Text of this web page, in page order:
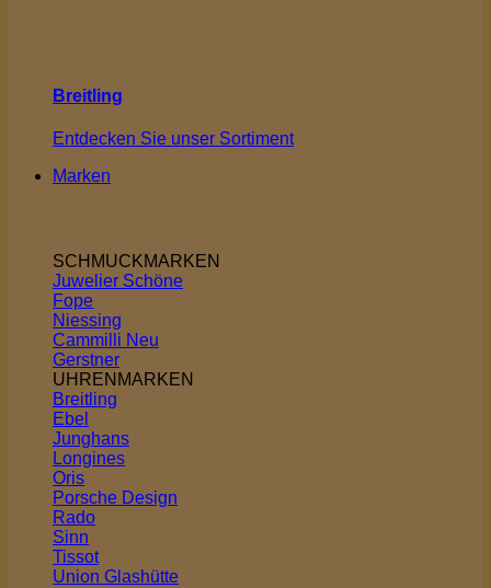
Breitling
Entdecken Sie unser Sortiment
Marken
SCHMUCKMARKEN
Juwelier Schöne
Fope
Niessing
Cammilli
Gerstner
UHRENMARKEN
Breitling
Ebel
Junghans
Longines
Oris
Porsche Design
Rado
Sinn
Tissot
Union Glashütte